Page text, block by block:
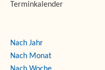
Terminkalender
Nach Jahr
Nach Monat